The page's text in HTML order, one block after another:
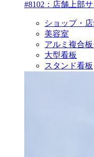
#8102：店舗上部サ
ショップ・
美容室
アルミ複合
大型看板
スタンド看板